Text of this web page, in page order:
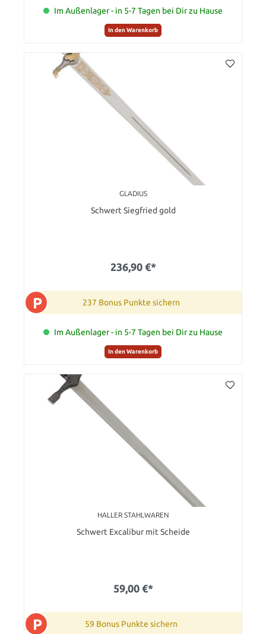
Im Außenlager - in 5-7 Tagen bei Dir zu Hause
In den Warenkorb
GLADIUS
Schwert Siegfried gold
236,90 €*
P 237 Bonus Punkte sichern
Im Außenlager - in 5-7 Tagen bei Dir zu Hause
In den Warenkorb
HALLER STAHLWAREN
Schwert Excalibur mit Scheide
59,00 €*
P 59 Bonus Punkte sichern